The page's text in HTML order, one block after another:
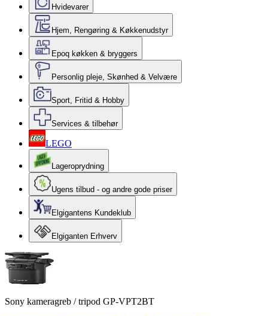
Hvidevarer
Hjem, Rengøring & Køkkenudstyr
Epoq køkken & bryggers
Personlig pleje, Skønhed & Velvære
Sport, Fritid & Hobby
Services & tilbehør
LEGO
Lageroprydning
Ugens tilbud - og andre gode priser
Elgigantens Kundeklub
Elgiganten Erhverv
Sony kameragreb / tripod GP-VPT2BT